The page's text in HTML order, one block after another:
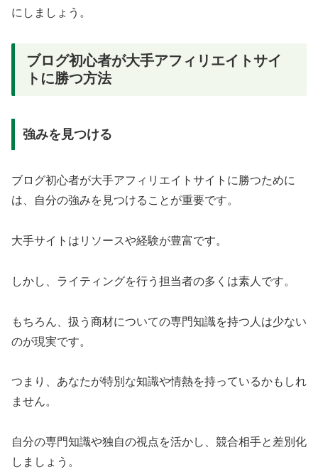
にしましょう。
ブログ初心者が大手アフィリエイトサイ
トに勝つ方法
強みを見つける
ブログ初心者が大手アフィリエイトサイトに勝つために
は、自分の強みを見つけることが重要です。
大手サイトはリソースや経験が豊富です。
しかし、ライティングを行う担当者の多くは素人です。
もちろん、扱う商材についての専門知識を持つ人は少ない
のが現実です。
つまり、あなたが特別な知識や情熱を持っているかもしれ
ません。
自分の専門知識や独自の視点を活かし、競合相手と差別化
しましょう。